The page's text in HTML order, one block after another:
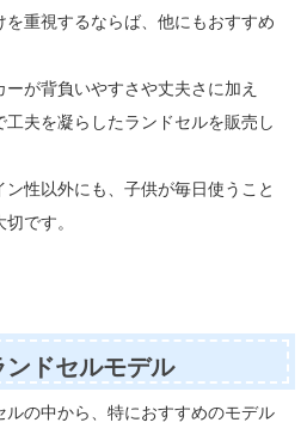
を重視するならば、他にもおすすめ
が背負いやすさや丈夫さに加え
夫を凝らしたランドセルを販売し
性以外にも、子供が毎日使うこと
です。
ンドセルモデル
の中から、特におすすめのモデル